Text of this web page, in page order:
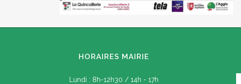
HORAIRES MAIRIE
Lundi : 8h-12h30 / 14h - 17h